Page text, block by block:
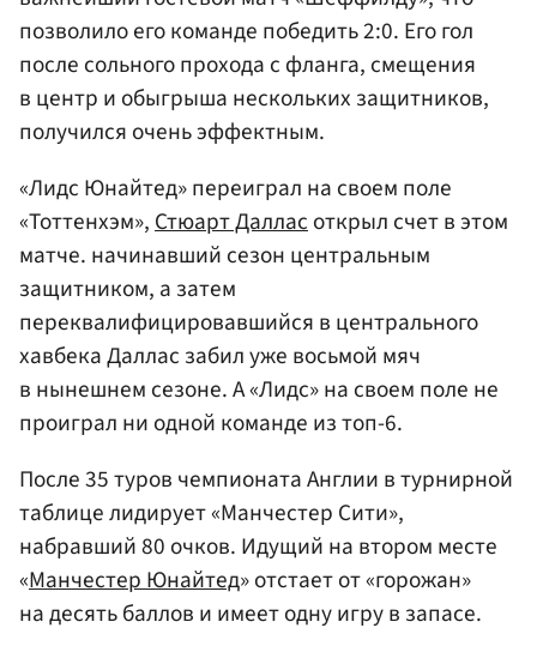
позволило его команде победить 2:0. Его гол
после сольного прохода с фланга, смещения
в центр и обыгрыша нескольких защитников,
получился очень эффектным.
«Лидс Юнайтед» переиграл на своем поле
«Тоттенхэм»,Стюарт Далласоткрыл счет в этом
матче. начинавший сезон центральным
защитником, а затем
переквалифицировавшийся в центрального
хавбека Даллас забил уже восьмой мяч
в нынешнем сезоне. А «Лидс» на своем поле не
проиграл ни одной команде из топ-6.
После 35 туров чемпионата Англии в турнирной
таблице лидирует «Манчестер Сити»,
набравший 80 очков. Идущий на втором месте
«Манчестер Юнайтед» отстает от «горожан»
на десять баллов и имеет одну игру в запасе.